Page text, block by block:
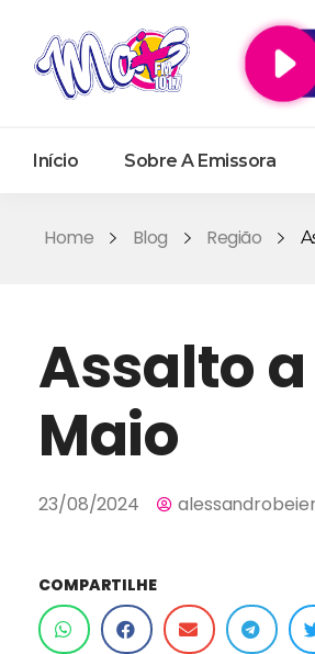
Início Sobre A Emissora
Home Blog Região
Assalto
Maio
23/08/2024
COMPARTILHE